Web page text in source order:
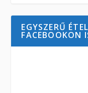
EGYSZERŰ
FACEBOOKON